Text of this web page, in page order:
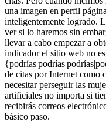
una imagen en perfil
inteligentemente logrado.
ver si lo haremos sin
llevar a cabo empezar a
indicador el sitio web no
de citas por Internet como
necesitar perseguir las
artificiales no importa si
recibirás correos
básico paso.